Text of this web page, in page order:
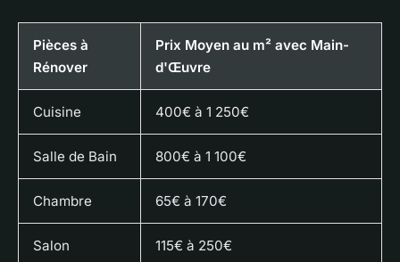
Pièces à
Rénover
Prix Moyen au m² avec Main-
d'Œuvre
Cuisine 400€ à 1 250€
Salle de Bain 800€ à 1 100€
Chambre 65€ à 170€
Salon 115€ à 250€